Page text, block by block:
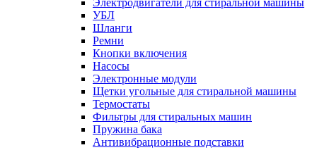
Электродвигатели для стиральной машины
УБЛ
Шланги
Ремни
Кнопки включения
Насосы
Электронные модули
Щетки угольные для стиральной машины
Термостаты
Фильтры для стиральных машин
Пружина бака
Антивибрационные подставки